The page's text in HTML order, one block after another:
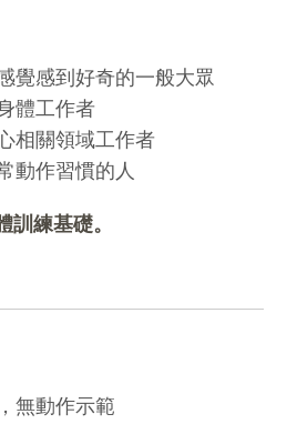
覺感到好奇的一般大眾
體工作者
相關領域工作者
動作習慣的人
訓練基礎。
無動作示範